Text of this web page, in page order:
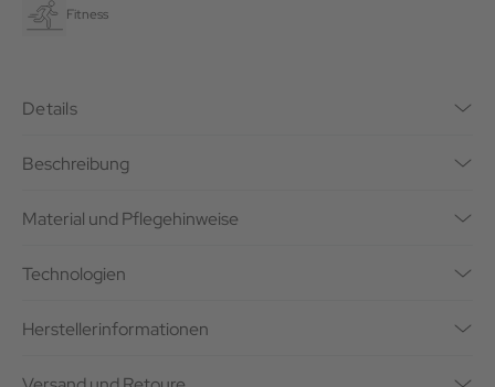
Fitness
Details
Beschreibung
Material und Pflegehinweise
Technologien
Herstellerinformationen